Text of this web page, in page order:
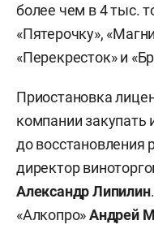
более чем в 4 тыс.
«Пятерочку»,
«Перекресток» и
Приостановка
компании закупать
до восстановления
директор
Александр Липилин
«Алкопро»Андрей